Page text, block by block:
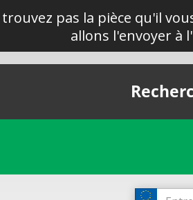
pas la pièce qu'il
allons l'envoyer à